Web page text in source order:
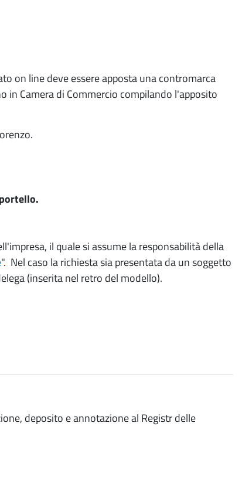
on line deve essere apposta una contromarca
in Camera di Commercio compilando l'apposito
il quale si assume la responsabilità della
". Nel caso la richiesta sia presentata da un soggetto
(inserita nel retro del modello).
deposito e annotazione al Registr delle